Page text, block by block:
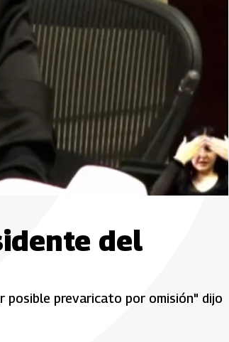
del
posible prevaricato por omisión" dijo